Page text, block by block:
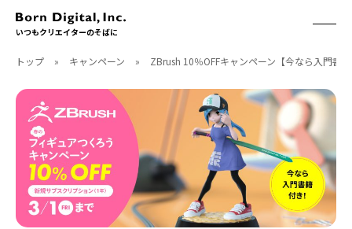
いつもクリエイターのそばに
ABOUT
CONTACT
RECRUIT
クリエイターズID
ACCESS
取扱製品
ソフトウェア
フォント
ハードウェア
CGWORLD
月刊誌
別冊
CGWORLD.jp
トップ » キャンペーン » ZBrush 10％OFFキャンペーン【今なら入門書